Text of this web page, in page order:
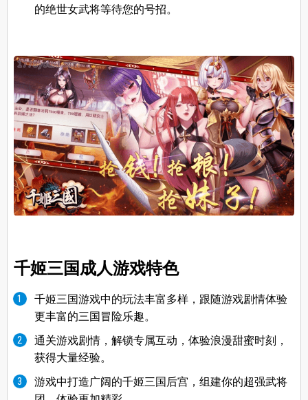
的绝世女武将等待您的号招。
千姬三国成人游戏特色
千姬三国游戏中的玩法丰富多样，跟随游戏剧情体验
更丰富的三国冒险乐趣。
通关游戏剧情，解锁专属互动，体验浪漫甜蜜时刻，
获得大量经验。
游戏中打造广阔的千姬三国后宫，组建你的超强武将